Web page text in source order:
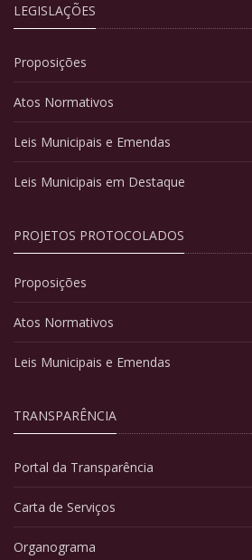
LEGISLAÇÕES
Proposições
Atos Normativos
Leis Municipais e Emendas
Leis Municipais em Destaque
PROJETOS PROTOCOLADOS
Proposições
Atos Normativos
Leis Municipais e Emendas
TRANSPARÊNCIA
Portal da Transparência
Carta de Serviços
Organograma